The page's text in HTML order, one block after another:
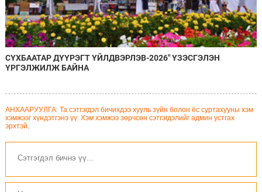
СҮХБААТАР ДҮҮРЭГТ ҮЙЛДВЭРЛЭВ-2026" ҮЗЭСГЭЛЭН
ҮРГЭЛЖИЛЖ БАЙНА
АНХААРУУЛГА: Та сэтгэгдэл бичихдээ хууль зүйн болон ёс суртахууны хэм
хэмжээг хүндэтгэнэ үү. Хэм хэмжээ зөрчсөн сэтгэгдэлийг админ устгах
эрхтэй.